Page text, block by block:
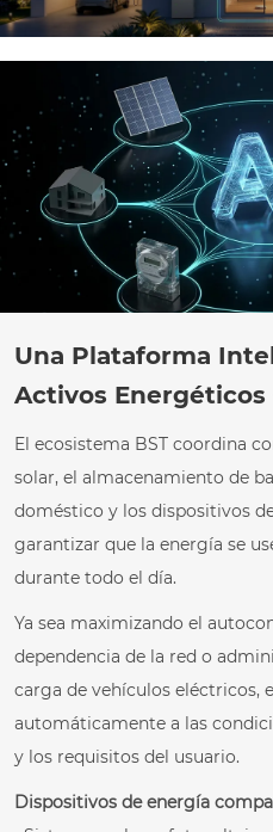
Una Plataforma
Activos Energéticos
El ecosistema BST coordina
solar, el almacenamiento de
doméstico y los dispositivos
garantizar que la energía se
durante todo el día.
Ya sea maximizando el
dependencia de la red o
carga de vehículos eléctricos,
automáticamente a las
y los requisitos del usuario.
Dispositivos de energía